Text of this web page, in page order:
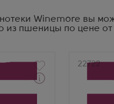
Winemore вы
из пшеницы по цене
Артикул
22722